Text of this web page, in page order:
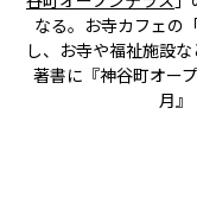
なる。お寺カフェの
し、お寺や福祉施設
著書に『神谷町オー
月』